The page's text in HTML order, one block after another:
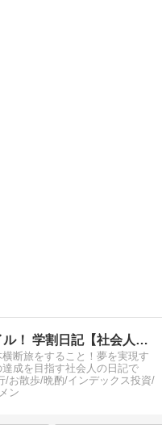
人生はフリースタイル！ 学割日記【社会人編】
断旅をすること！夢を実現す
成を目指す社会人の日記で
/お散歩/晩酌/インデックス投資/
ン